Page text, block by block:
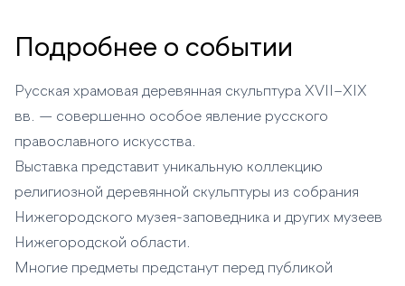
Подробнее о событии
Русская храмовая деревянная скульптура XVII–XIX
вв. — совершенно особое явление русского
православного искусства.
Выставка представит уникальную коллекцию
религиозной деревянной скульптуры из собрания
Нижегородского музея-заповедника и других музеев
Нижегородской области.
Многие предметы предстанут перед публикой